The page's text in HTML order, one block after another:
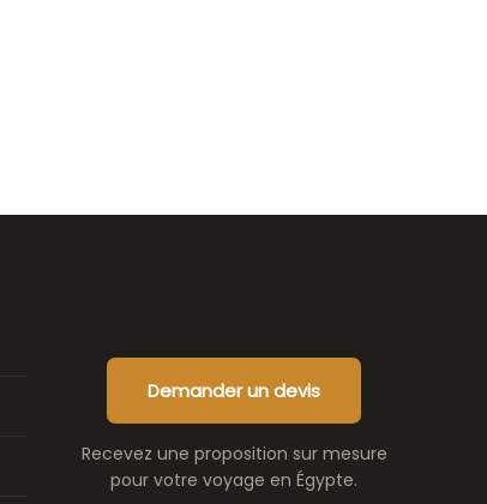
Demander un devis
Recevez une proposition sur mesure
pour votre voyage en Égypte.